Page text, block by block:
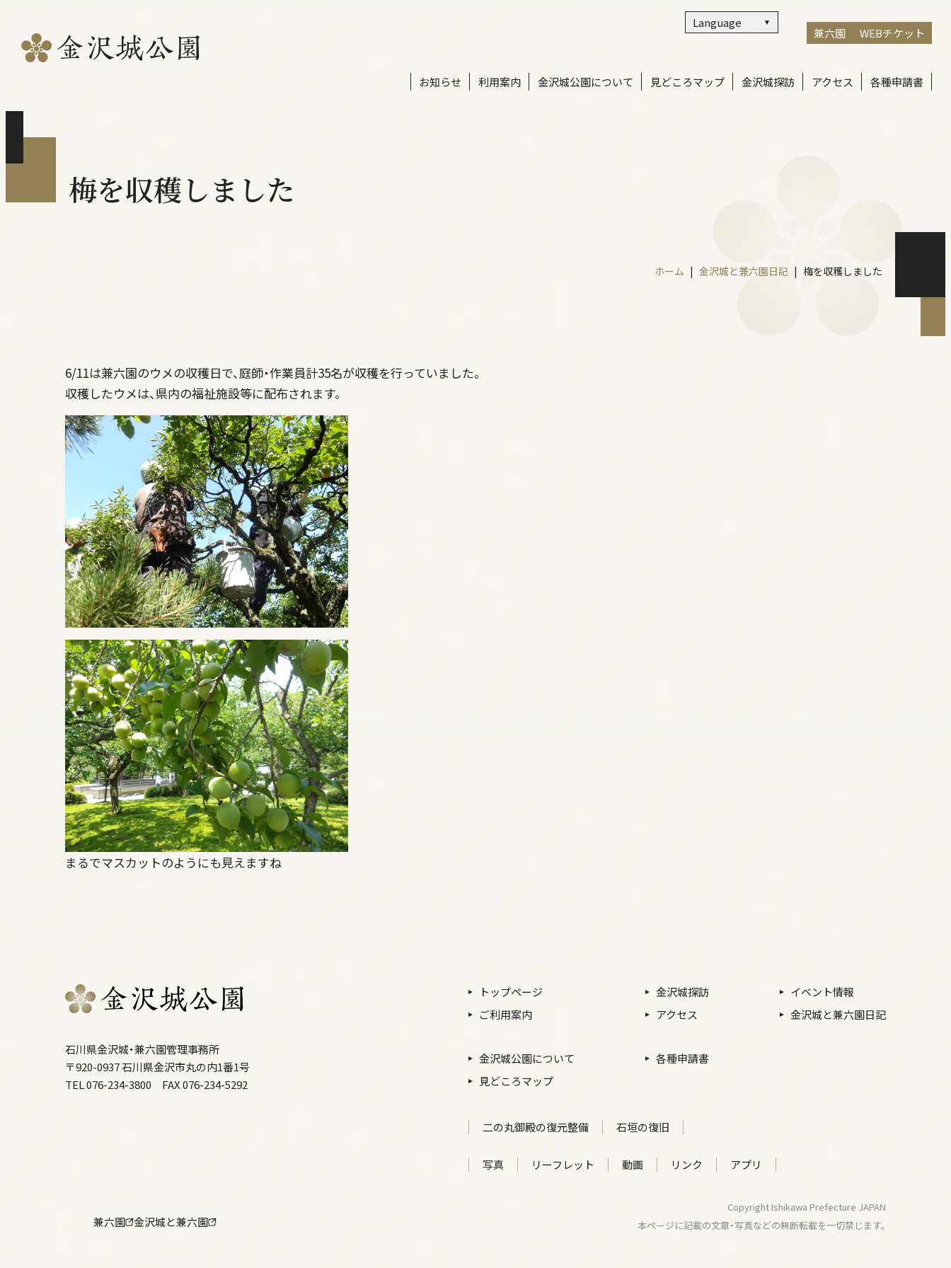
Language
兼六園 WEBチケット
お知らせ 利用案内 金沢城公園について 見どころマップ 金沢城探訪 アクセス 各種申請書
梅を収穫しました
ホーム 金沢城と兼六園日記 梅を収穫しました
6/11は兼六園のウメの収穫日で、庭師・作業員計35名が収穫を行っていました。
収穫したウメは、県内の福祉施設等に配布されます。
まるでマスカットのようにも見えますね
石川県金沢城・兼六園管理事務所
〒920-0937 石川県金沢市丸の内1番1号
TEL 076-234-3800 FAX 076-234-5292
兼六園 金沢城と兼六園
トップページ
ご利用案内
金沢城探訪
アクセス
イベント情報
金沢城と兼六園日記
金沢城公園について
見どころマップ
各種申請書
二の丸御殿の復元整備 石垣の復旧
写真 リーフレット 動画 リンク アプリ
Copyright Ishikawa Prefecture JAPAN
本ページに記載の文章・写真などの無断転載を一切禁じます。